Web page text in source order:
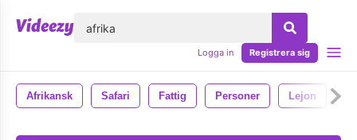
Logga in Registrera sig
Afrikansk Safari Fattig Personer Lejon